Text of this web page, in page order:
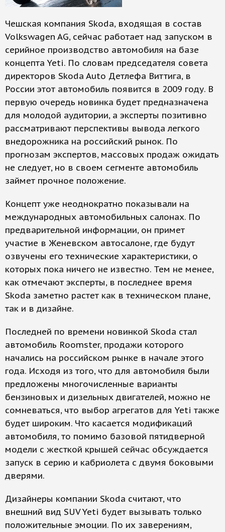
Чешская компания Skoda, входящая в состав
Volkswagen AG, сейчас работает над запуском в
серийное производство автомобиля на базе
концепта Yeti. По словам председателя совета
директоров Skoda Auto Детлефа Виттига, в
России этот автомобиль появится в 2009 году. В
первую очередь новинка будет предназначена
для молодой аудитории, а эксперты позитивно
рассматривают пер­спективы вывода легкого
внедорожника на российский рынок. По
прогнозам экспертов, массовых продаж ожидать
не следует, но в своем сегменте автомобиль
займет прочное положение.
Концепт уже неоднократно показывали на
международных автомобильных салонах. По
предварительной информации, он примет
участие в Женевском автосалоне, где будут
озвучены его технические характеристики, о
которых пока ничего не известно. Тем не менее,
как отмечают эксперты, в последнее время
Skoda заметно растет как в техническом плане,
так и в дизайне.
Последней по времени новинкой Skoda стал
автомобиль Roomster, продажи которого
начались на россий­ском рынке в начале этого
года. Исходя из того, что для автомобиля были
предложены многочисленные варианты
бензиновых и дизельных двигателей, можно не
сомневаться, что выбор агрегатов для Yeti также
будет широким. Что касается модификаций
автомобиля, то помимо базовой пятидверной
модели с жесткой крышей сейчас обсуждается
запуск в серию и кабриолета с двумя боковыми
дверями.
Дизайнеры компании Skoda считают, что
внешний вид SUV Yeti будет вызывать только
положительные эмоции. По их заверениям,